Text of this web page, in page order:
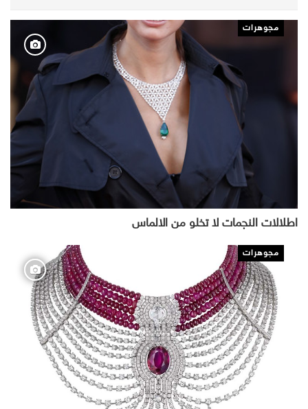
مجوهرات
اطلالات النجمات لا تخلو من الالماس
مجوهرات